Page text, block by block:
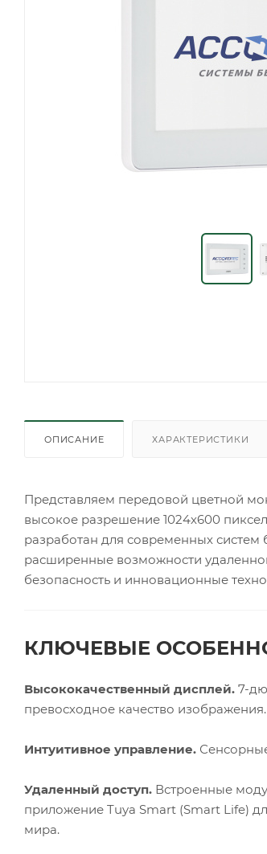
ОПИСАНИЕ ХАРАКТЕРИСТИКИ
Представляем передовой цветной
высокое разрешение 1024х600
разработан для современных
расширенные возможности
безопасность и инновационные
КЛЮЧЕВЫЕ
Высококачественный дисплей. 7-
превосходное качество изображения.
Интуитивное управление.
Удаленный доступ. Встроенные
приложение Tuya Smart (Smart Life)
мира.